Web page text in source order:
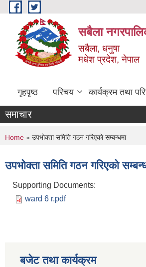
Skip to main content
सबैला
सबैला, धनुषा
मधेश प्रदेश, नेपाल
गृहपृष्ठ परिचय कार्यक्रम तथा
समाचार
You are here
Home » उपभाेक्ता समिति गठन गरिएकाे सम्बन्धमा
उपभाेक्ता समिति गठन गरिएकाे
Supporting Documents:
ward 6 r.pdf
बजेट तथा कार्यक्रम